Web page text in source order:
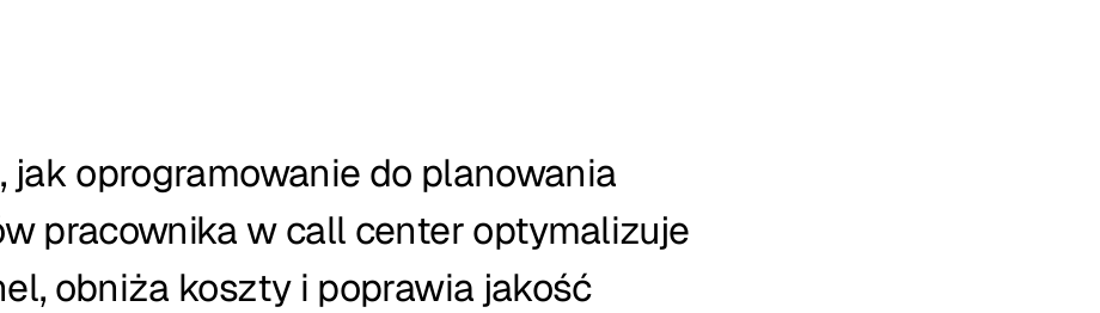
jak oprogramowanie do planowania
pracownika w call center optymalizuje
obniża koszty i poprawia jakość